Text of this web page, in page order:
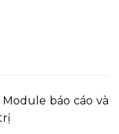
báo cáo và